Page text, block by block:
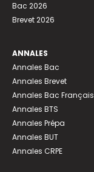
Bac 2026
Brevet 2026
ANNALES
Annales Bac
Annales Brevet
Annales Bac Français
Annales BTS
Annales Prépa
Annales BUT
Annales CRPE